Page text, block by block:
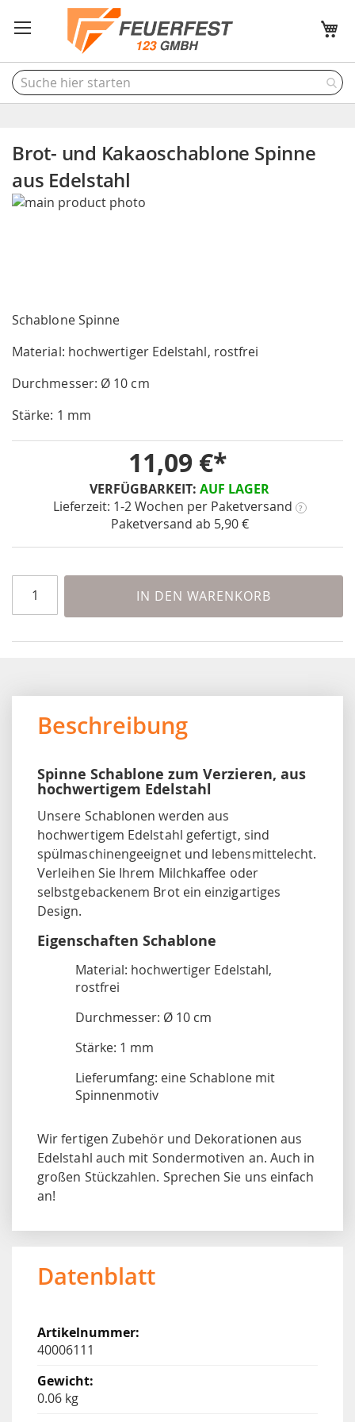
Brot- und Kakaoschablone Spinne
aus Edelstahl
Schablone Spinne
Material: hochwertiger Edelstahl, rostfrei
Durchmesser: Ø 10 cm
Stärke: 1 mm
VERFÜGBARKEIT: AUF LAGER
Lieferzeit: 1-2 Wochen per Paketversand ?
Paketversand ab 5,90 €
11,09 €
IN DEN WARENKORB
Skip
gallery
to
beginning
the
images
gallery
Beschreibung
Spinne Schablone zum Verzieren, aus
hochwertigem Edelstahl
Unsere Schablonen werden aus
hochwertigem Edelstahl gefertigt, sind
spülmaschinengeeignet und lebensmittelecht.
Verleihen Sie Ihrem Milchkaffee oder
selbstgebackenem Brot ein einzigartiges
Design.
Eigenschaften Schablone
Material: hochwertiger Edelstahl,
rostfrei
Durchmesser: Ø 10 cm
Stärke: 1 mm
Lieferumfang: eine Schablone mit
Spinnenmotiv
Wir fertigen Zubehör und Dekorationen aus
Edelstahl auch mit Sondermotiven an. Auch in
großen Stückzahlen. Sprechen Sie uns einfach
an!
Datenblatt
40006111
0.06 kg